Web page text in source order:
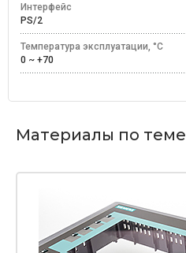
Интерфейс
PS/2
Температура эксплуатации, °C
0 ~ +70
Материалы по теме